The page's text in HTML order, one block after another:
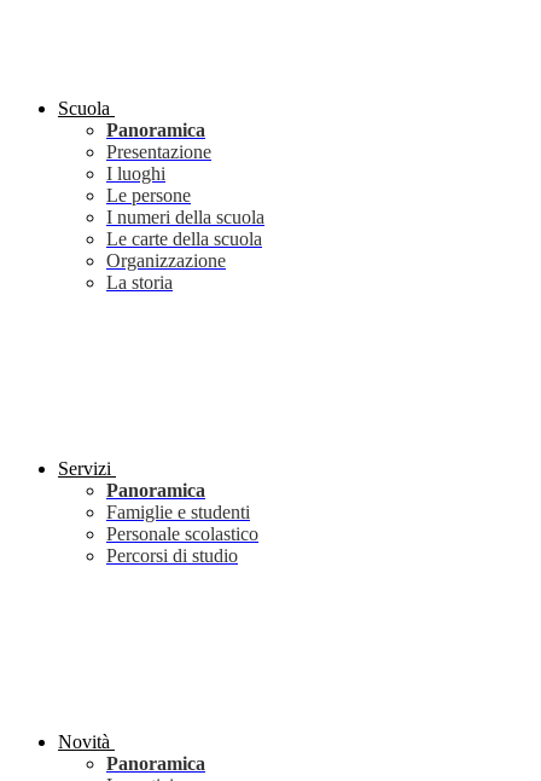
Scuola
Panoramica
Presentazione
I luoghi
Le persone
I numeri della scuola
Le carte della scuola
Organizzazione
La storia
Servizi
Panoramica
Famiglie e studenti
Personale scolastico
Percorsi di studio
Novità
Panoramica